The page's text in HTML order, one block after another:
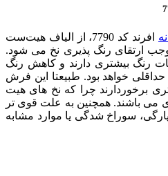
افرند کد 7790، از الیاف هیت‌ست
ارتقای رنگ پذیری نخ می شود.
رنگ بیشتری دارند و کاهش رنگ
خواهد بود. طبیعتا این فرش
برخوردارند چرا که نخ های هیت
می باشند. همچنین به علت قوی تر
سوراخ شدگی یا موارد مشابه